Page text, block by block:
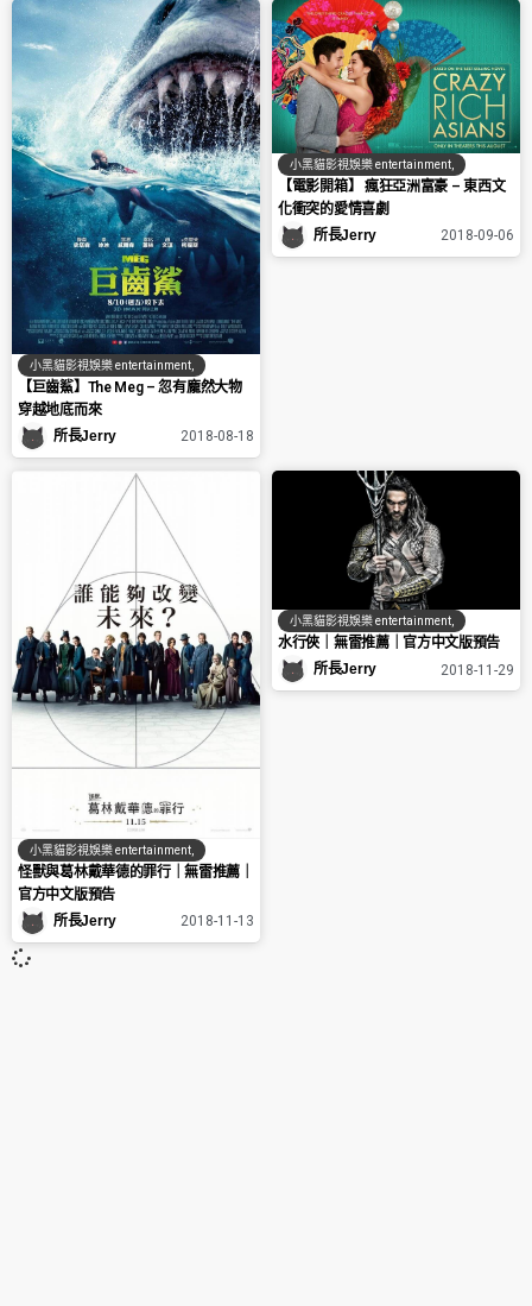
小黑貓影視娛樂 entertainment
【巨齒鯊】The Meg – 忽有龐然大物
穿越地底而來
所長Jerry
2018-08-18
小黑貓影視娛樂 entertainment
【電影開箱】 瘋狂亞洲富豪 – 東西文
化衝突的愛情喜劇
所長Jerry
2018-09-06
小黑貓影視娛樂 entertainment
怪獸與葛林戴華德的罪行｜無雷推薦｜
官方中文版預告
所長Jerry
2018-11-13
小黑貓影視娛樂 entertainment,
水行俠｜無雷推薦｜官方中文版預告
所長Jerry
2018-11-29